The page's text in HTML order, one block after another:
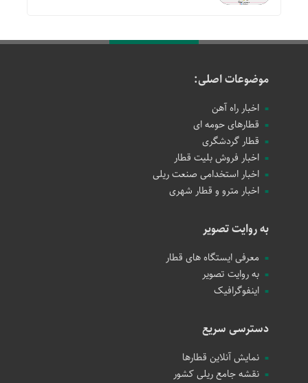
موضوعات اصلی:
اخبار راه آهن
قطارهای حومه ای
قطار گردشگری
اخبار فروش بلیت قطار
اخبار استخدامی صنعت ریلی
اخبار مترو و قطار شهری
به روایت تصویر
معرفی ایستگاه های قطار
به روایت تصویر
اینفوگرافیک
دسترسی سریع
نمایش آنلاین قطارها
نقشه جامع ریلی کشور